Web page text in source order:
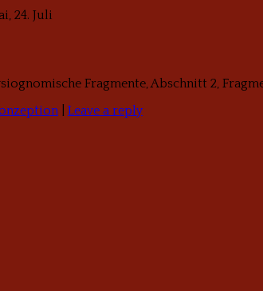
24. Juli
Fragmente, Abschnitt 2,
Leave a reply